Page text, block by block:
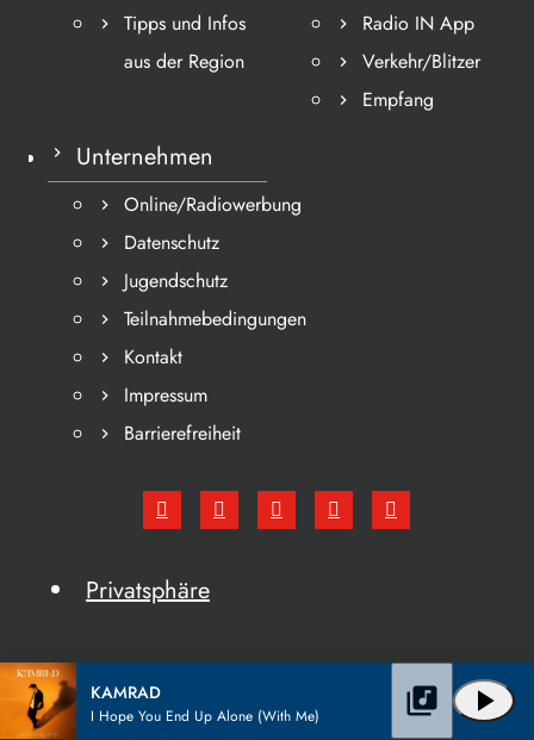
Tipps und Infos
aus der Region
Radio IN App
Verkehr/Blitzer
Empfang
Unternehmen
Online/Radiowerbung
Datenschutz
Jugendschutz
Teilnahmebedingungen
Kontakt
Impressum
Barrierefreiheit
Privatsphäre
KAMRAD
I Hope You End Up Alone (With Me) play_arrow
library_music